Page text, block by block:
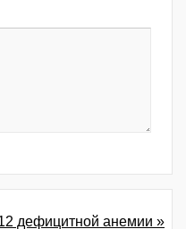
дефицитной анемии »